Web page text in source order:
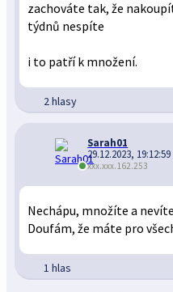
zachováte tak, že
týdnů nespíte
i to patří k množení.
2 hlasy
Sarah01
29.12.2023, 19:12:59
xxx.xxx.162.253
Nechápu, množíte a
Doufám, že máte pro
1 hlas